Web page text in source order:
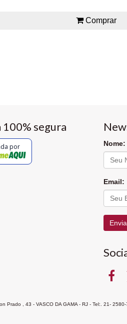
Comprar
segura
por Nome:
Email:
Prado , 43 - VASCO DA GAMA - RJ - Tel:. 21- 2580-